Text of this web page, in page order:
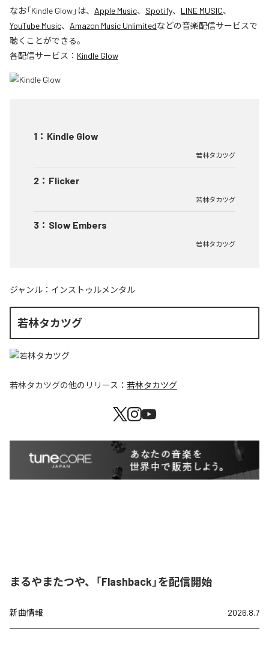
なお「Kindle Glow」は、 Apple Music、 Spotify、 LINE MUSIC、
YouTube Music、 Amazon Music Unlimitedなどの音楽配信サービスで
聴くことができる。
各配信サービス： Kindle Glow
1 ： Kindle Glow
若林タカツグ
2 ： Flicker
若林タカツグ
3 ： Slow Embers
若林タカツグ
ジャンル： インストゥルメンタル
若林タカツグ
若林タカツグの他のリリース： 若林タカツグ
まるやまたつや、「Flashback」を配信開始
新曲情報 2026.8.7